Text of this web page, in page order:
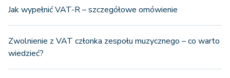
Jak wypełnić VAT-R – szczegółowe omówienie
Zwolnienie z VAT członka zespołu muzycznego – co warto
wiedzieć?